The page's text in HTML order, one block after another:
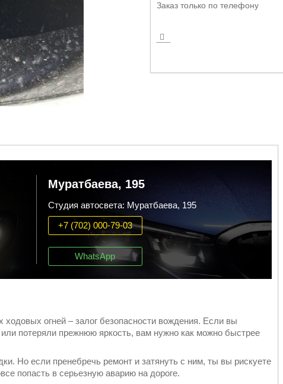
Заказ только по телефону
Муратбаева, 195
Студия автосвета: Муратбаева, 195
+7 (702) 000-79-03
WhatsApp
огней – залог безопасности вождения. Если вы
потеряли прежнюю яркость, вам нужно как можно быстрее
Но если пренебречь ремонт и затянуть с ним, ты вы рискуете
попасть в серьезную аварию на дороге.